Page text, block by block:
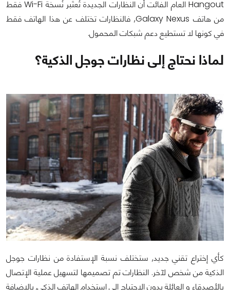
Hangout العام الفائت أن النظارات الجديدة تُعتَبر نُسخة Wi-Fi فقط
من هاتف Galaxy Nexus, فالنظارات تختلف عن هذا الهاتف فقط
في كونها لا تستطيع دعم شبكات المحمول.
لماذا نحتاج إلى نظارات جوجل الذكية؟
كأي إختراع تقني جديد, ستختلف نسبة الإستفادة من نظارات جوجل
الذكية من شخص لآخر. النظارات تم تصميمها لتسهيل عملية الإتصال
بالأصدقاء و العائلة بدون الإحتياج إلى إستخدام الهاتف الذكي, بالإضافة